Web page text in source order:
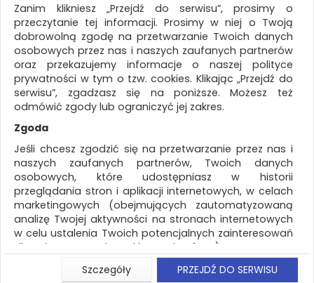
KATEGORIE
WSZYSTKIE KATEGORIE
FILTRY
REKLAMA
AKTUALNOŚCI
Ochrona indywidualna Oznakowanie firm
ZNALEZIONYCH PRODUKTÓW: 1 Porównaj (0 )
Sortuj po Standardowe
Siatka Lista
Zanim klikniesz „Przejdź do serwisu”, prosimy o
przeczytanie tej informacji. Prosimy w niej o Twoją
dobrowolną zgodę na przetwarzanie Twoich danych
osobowych przez nas i naszych zaufanych partnerów
oraz przekazujemy informacje o naszej polityce
prywatności w tym o tzw. cookies. Klikając „Przejdź do
serwisu”, zgadzasz się na poniższe. Możesz też
odmówić zgody lub ograniczyć jej zakres.
Zgoda
Jeśli chcesz zgodzić się na przetwarzanie przez nas i
naszych zaufanych partnerów, Twoich danych
osobowych, które udostępniasz w historii
przeglądania stron i aplikacji internetowych, w celach
marketingowych (obejmujących zautomatyzowaną
analizę Twojej aktywności na stronach internetowych
w celu ustalenia Twoich potencjalnych zainteresowań
dla dostosowania reklamy i oferty), w tym na
umieszczanie tzw. cookies na Twoich urządzeniach i
ich odczytywanie, kliknij przycisk „Przejdź do serwisu”.
Szczegóły PRZEJDŹ DO SERWISU